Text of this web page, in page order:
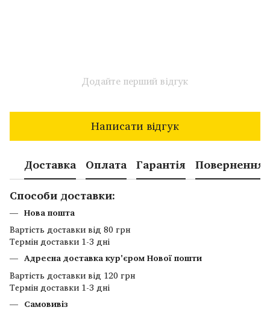
Додайте перший відгук
Написати відгук
Доставка Оплата Гарантія Повернення
Способи доставки:
Нова пошта
Вартість доставки від 80 грн
Термін доставки 1-3 дні
Адресна доставка кур'єром Нової пошти
Вартість доставки від 120 грн
Термін доставки 1-3 дні
Самовивіз